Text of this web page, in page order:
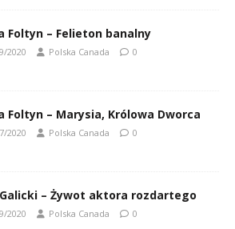
Foltyn – Felieton banalny
2020 Polska Canada 0
Foltyn – Marysia, Królowa Dworca
2020 Polska Canada 0
– Żywot aktora rozdartego
2020 Polska Canada 0